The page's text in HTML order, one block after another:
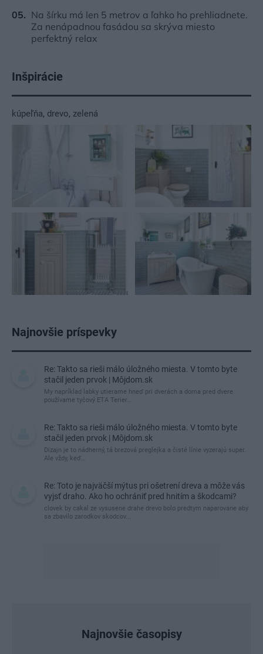
Na šírku má len 5 metrov a ľahko ho prehliadnete.
Za nenápadnou fasádou sa skrýva miesto
perfektný relax
Inšpirácie
kúpeľňa, drevo, zelená
Najnovšie príspevky
Re: Takto sa rieši málo úložného miesta. V tomto byte
stačil jeden prvok | Môjdom.sk
My napríklad labky utierame hneď pri dverách a doma pred dvere
používame tyčový ETA Terier…
Re: Takto sa rieši málo úložného miesta. V tomto byte
stačil jeden prvok | Môjdom.sk
Dizajn je to nádherný, tá brezová preglejka a čisté línie vyzerajú super.
Ale vždy, keď…
Re: Toto je najväčší mýtus pri ošetrení dreva a môže vás
vyjsť draho. Ako ho ochrániť pred hnitím a škodcami?
clovek by cakal ze vysusene drahe drevo bolo predtym naparovane aby
sa zbavilo zarodkov skodcov...
Najnovšie časopisy